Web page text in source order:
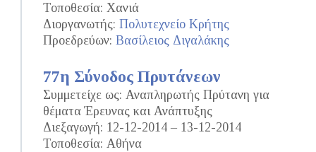
Τοποθεσία: Χανιά
Διοργανωτής: Πολυτεχνείο Κρήτης
Προεδρεύων: Βασίλειος Διγαλάκης
77η Σύνοδος Πρυτάνεων
Συμμετείχε ως: Αναπληρωτής Πρύτανη για
θέματα Έρευνας και Ανάπτυξης
Διεξαγωγή: 12-12-2014 – 13-12-2014
Τοποθεσία: Αθήνα